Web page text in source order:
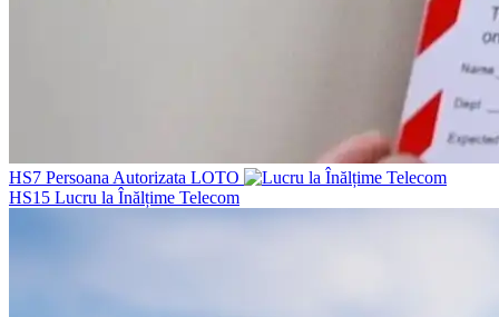
HS7 Persoana Autorizata LOTO
HS15 Lucru la Înălțime Telecom